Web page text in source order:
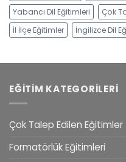
Yabancı Dil Eğitimleri
Çok
İl İlçe Eğitimler
İngilizce Dil
EĞITIM KATEGORILERI
Çok Talep Edilen Eğitimler
Formatörlük Eğitimleri